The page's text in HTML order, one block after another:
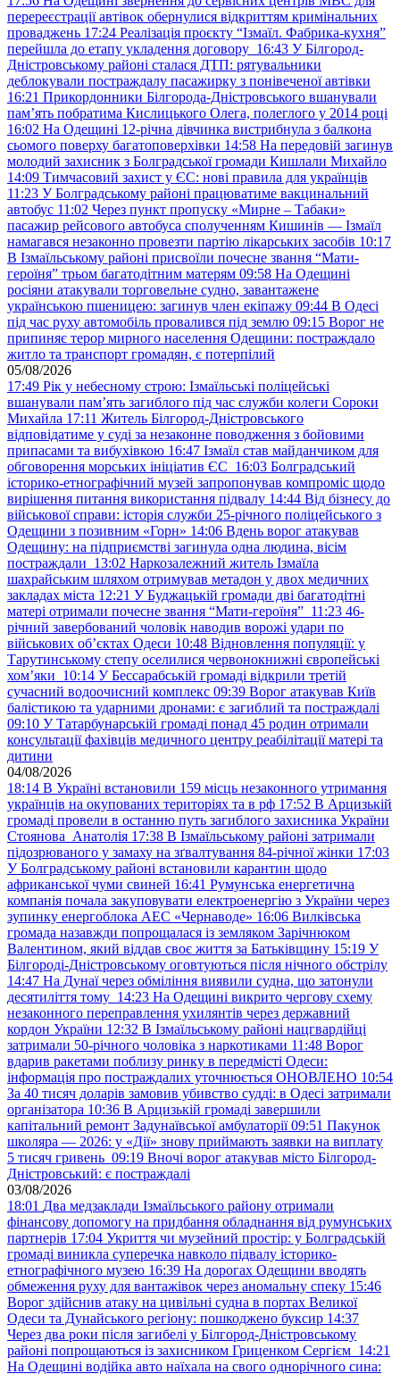
перереєстрації автівок обернулися відкриттям кримінальних
проваджень 17:24 Реалізація проєкту “Ізмаїл. Фабрика-кухня”
перейшла до етапу укладення договору 16:43 У Білгород-
Дністровському районі сталася ДТП: рятувальники
деблокували постраждалу пасажирку з понівеченої автівки
16:21 Прикордонники Білгорода-Дністровського вшанували
пам’ять побратима Кислицького Олега, полеглого у 2014 році
16:02 На Одещині 12-річна дівчинка вистрибнула з балкона
сьомого поверху багатоповерхівки 14:58 На передовій загинув
молодий захисник з Болградської громади Кишлали Михайло
14:09 Тимчасовий захист у ЄС: нові правила для українців
11:23 У Болградському районі працюватиме вакцинальний
автобус 11:02 Через пункт пропуску «Мирне – Табаки»
пасажир рейсового автобуса сполученням Кишинів — Ізмаїл
намагався незаконно провезти партію лікарських засобів 10:17
В Ізмаїльському районі присвоїли почесне звання “Мати-
героїня” трьом багатодітним матерям 09:58 На Одещині
росіяни атакували торговельне судно, завантажене
українською пшеницею: загинув член екіпажу 09:44 В Одесі
під час руху автомобіль провалився під землю 09:15 Ворог не
припиняє терор мирного населення Одещини: постраждало
житло та транспорт громадян, є потерпілий
05/08/2026
17:49 Рік у небесному строю: Ізмаїльські поліцейські
вшанували пам’ять загиблого під час служби колеги Сороки
Михайла 17:11 Житель Білгород-Дністровського
відповідатиме у суді за незаконне поводження з бойовими
припасами та вибухівкою 16:47 Ізмаїл став майданчиком для
обговорення морських ініціатив ЄС 16:03 Болградський
історико-етнографічний музей запропонував компроміс щодо
вирішення питання використання підвалу 14:44 Від бізнесу до
військової справи: історія служби 25-річного поліцейського з
Одещини з позивним «Горн» 14:06 Вдень ворог атакував
Одещину: на підприємстві загинула одна людина, вісім
постраждали 13:02 Наркозалежний житель Ізмаїла
шахрайським шляхом отримував метадон у двох медичних
закладах міста 12:21 У Буджацькій громади дві багатодітні
матері отримали почесне звання “Мати-героїня” 11:23 46-
річний завербований чоловік наводив ворожі удари по
військових обʼєктах Одеси 10:48 Відновлення популяції: у
Тарутинському степу оселилися червонокнижні європейські
хом’яки 10:14 У Бессарабській громаді відкрили третій
сучасний водоочисний комплекс 09:39 Ворог атакував Київ
балістикою та ударними дронами: є загиблий та постраждалі
09:10 У Татарбунарській громаді понад 45 родин отримали
консультації фахівців медичного центру реабілітації матері та
дитини
04/08/2026
18:14 В Україні встановили 159 місць незаконного утримання
українців на окупованих територіях та в рф 17:52 В Арцизькій
громаді провели в останню путь загиблого захисника України
Стоянова Анатолія 17:38 В Ізмаїльському районі затримали
підозрюваного у замаху на зґвалтування 84-річної жінки 17:03
У Болградському районі встановили карантин щодо
африканської чуми свиней 16:41 Румунська енергетична
компанія почала закуповувати електроенергію з України через
зупинку енергоблока АЕС «Чернаводе» 16:06 Вилківська
громада назавжди попрощалася із земляком Зарічнюком
Валентином, який віддав своє життя за Батьківщину 15:19 У
Білгороді-Дністровському оговтуються після нічного обстрілу
14:47 На Дунаї через обміління виявили судна, що затонули
десятиліття тому 14:23 На Одещині викрито чергову схему
незаконного переправлення ухилянтів через державний
кордон України 12:32 В Ізмаїльському районі нацгвардійці
затримали 50-річного чоловіка з наркотиками 11:48 Ворог
вдарив ракетами поблизу ринку в передмісті Одеси:
інформація про постраждалих уточнюється ОНОВЛЕНО 10:54
За 40 тисяч доларів замовив убивство судді: в Одесі затримали
організатора 10:36 В Арцизькій громаді завершили
капітальний ремонт Задунаївської амбулаторії 09:51 Пакунок
школяра — 2026: у «Дії» знову приймають заявки на виплату
5 тисяч гривень 09:19 Вночі ворог атакував місто Білгород-
Дністровський: є постраждалі
03/08/2026
18:01 Два медзаклади Ізмаїльського району отримали
фінансову допомогу на придбання обладнання від румунських
партнерів 17:04 Укриття чи музейний простір: у Болградській
громаді виникла суперечка навколо підвалу історико-
етнографічного музею 16:39 На дорогах Одещини вводять
обмеження руху для вантажівок через аномальну спеку 15:46
Ворог здійснив атаку на цивільні судна в портах Великої
Одеси та Дунайського регіону: пошкоджено буксир 14:37
Через два роки після загибелі у Білгород-Дністровському
районі попрощаються із захисником Гриценком Сергієм 14:21
На Одещині водійка авто наїхала на свого однорічного сина: